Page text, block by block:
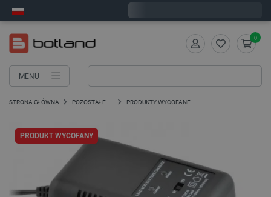
MENU
0
STRONA GŁÓWNA POZOSTAŁE PRODUKTY WYCOFANE
PRODUKT WYCOFANY